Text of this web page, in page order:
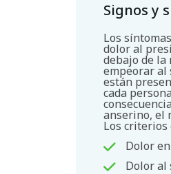
Signos y
Los
dolor al
debajo de la
empeorar al
están
cada
anserino, el
Los criterios
Dolor
Dolor al